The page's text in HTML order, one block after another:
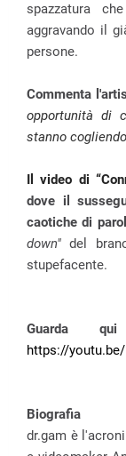
spazzatura
aggravando il
persone.
Commenta
opportunità di
stanno
Il video di
dove il
caotiche di
down" del
stupefacente.
Guarda
https://youtu.be/
Biografia
dr.gam è